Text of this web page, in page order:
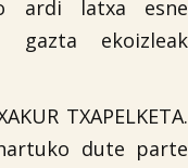
ardi latxa esne
gazta ekoizleak
TXAPELKETA.
dute parte